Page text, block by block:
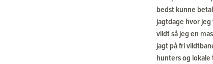
bedst kunne
jagtdage hvor
vildt så jeg en
jagt på fri
hunters og